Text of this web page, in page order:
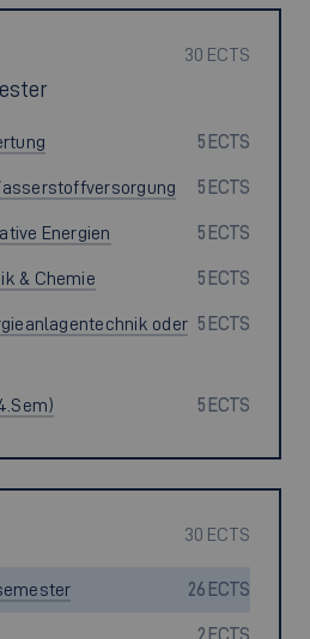
30 ECTS
5 ECTS
5 ECTS
Energien 5 ECTS
& Chemie 5 ECTS
oder 5 ECTS
5 ECTS
30 ECTS
26 ECTS
2 ECTS